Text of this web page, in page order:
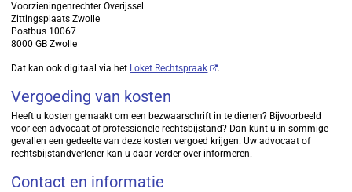
Voorzieningenrechter Overijssel
Zittingsplaats Zwolle
Postbus 10067
8000 GB Zwolle
Dat kan ook digitaal via het Loket Rechtspraak .
Vergoeding van kosten
Heeft u kosten gemaakt om een bezwaarschrift in te dienen? Bijvoorbeeld
voor een advocaat of professionele rechtsbijstand? Dan kunt u in sommige
gevallen een gedeelte van deze kosten vergoed krijgen. Uw advocaat of
rechtsbijstandverlener kan u daar verder over informeren.
Contact en informatie